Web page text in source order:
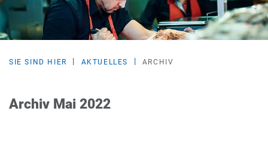
SIE SIND HIER AKTUELLES ARCHIV
Archiv Mai 2022